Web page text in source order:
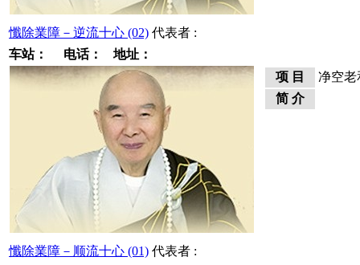
懺除業障－逆流十心 (02) 代表者 :
车站：
电话：
地址：
项 目
净空老
简 介
懺除業障－顺流十心 (01) 代表者 :